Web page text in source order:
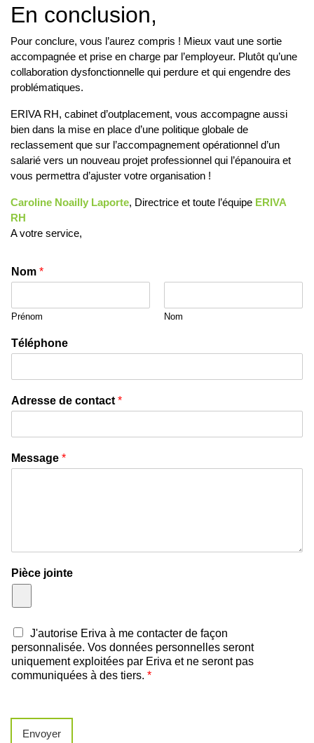
En conclusion,
Pour conclure, vous l’aurez compris ! Mieux vaut une sortie
accompagnée et prise en charge par l’employeur. Plutôt qu’une
collaboration dysfonctionnelle qui perdure et qui engendre des
problématiques.
ERIVA RH, cabinet d’outplacement, vous accompagne aussi
bien dans la mise en place d’une politique globale de
reclassement que sur l’accompagnement opérationnel d’un
salarié vers un nouveau projet professionnel qui l’épanouira et
vous permettra d’ajuster votre organisation !
Caroline Noailly Laporte, Directrice et toute l’équipe ERIVA
RH
A votre service,
Nom *
Prénom Nom
Téléphone
Adresse de contact *
Message *
Pièce jointe
J'autorise Eriva à me contacter de façon
personnalisée. Vos données personnelles seront
uniquement exploitées par Eriva et ne seront pas
communiquées à des tiers. *
Envoyer